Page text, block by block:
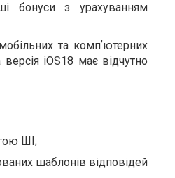
бонуси з урахуванням
та компʼютерних
iOS18 має відчутно
ШІ;
шаблонів відповідей